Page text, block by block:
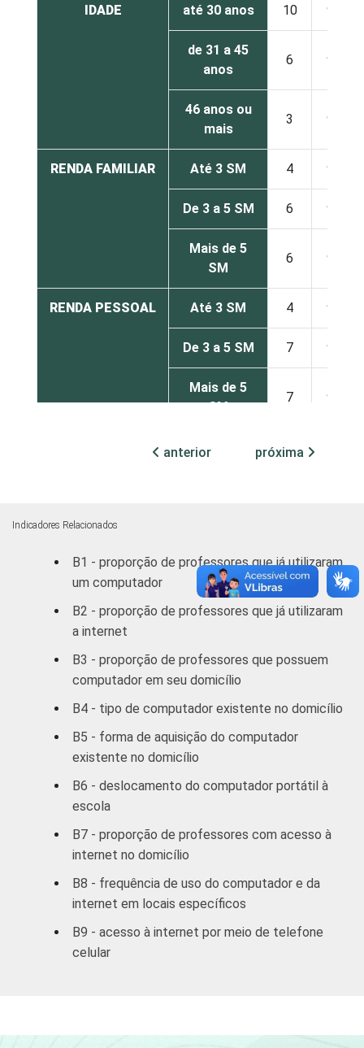
IDADE até 30 anos 10 90
de 31 a 45
anos
6 94
46 anos ou
mais
3 97
RENDA FAMILIAR Até 3 SM 4 96
De 3 a 5 SM 6 94
Mais de 5
SM
6 94
RENDA PESSOAL Até 3 SM 4 96
De 3 a 5 SM 7 93
Mais de 5
SM
7 93
Norte /
Sudeste 6 94
Sul 5 95
ADMINISTRATIVA
Estadual
ano do
Ensino
Fundamental
ano do
Fundamental
Ensino
7
LABORATÓRIO DE
anterior próxima
Indicadores Relacionados
B1 - proporção de professores que já utilizaram
um computador
B2 - proporção de professores que já utilizaram
a internet
B3 - proporção de professores que possuem
computador em seu domicílio
B4 - tipo de computador existente no domicílio
B5 - forma de aquisição do computador
existente no domicílio
B6 - deslocamento do computador portátil à
escola
B7 - proporção de professores com acesso à
internet no domicílio
B8 - frequência de uso do computador e da
internet em locais específicos
B9 - acesso à internet por meio de telefone
celular